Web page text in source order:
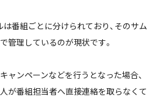
番組ごとに分けられており、そのサム
管理しているのが現状です。
ャンペーンなどを行うとなった場合、
が番組担当者へ直接連絡を取らなくて